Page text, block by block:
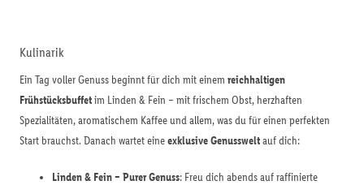
Kulinarik
Ein Tag voller Genuss beginnt für dich mit einem reichhaltigen
Frühstücksbuffetim Linden & Fein – mit frischem Obst, herzhaften
Spezialitäten, aromatischem Kaffee und allem, was du für einen perfekten
Start brauchst. Danach wartet eineexklusive Genussweltauf dich:
Linden & Fein – Purer Genuss: Freu dich abends auf raffinierte